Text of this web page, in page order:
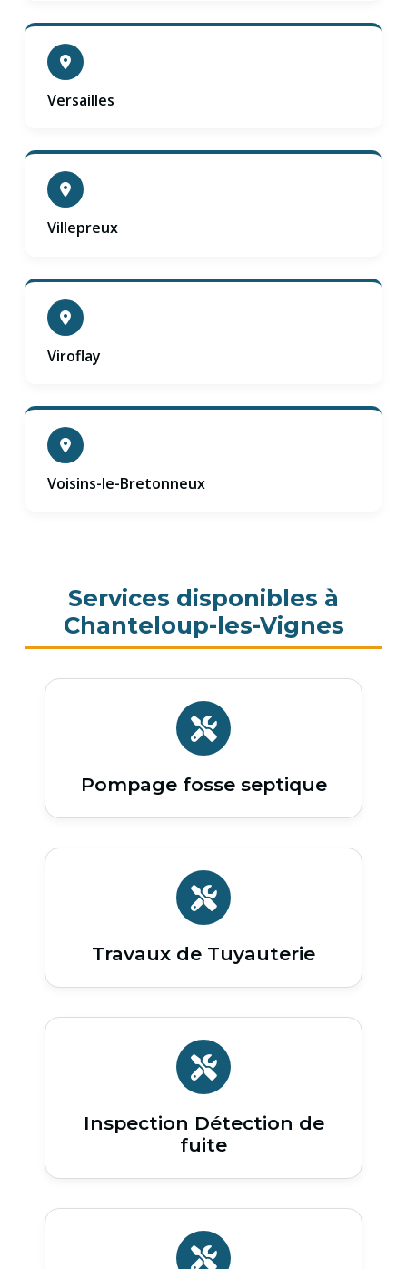
Versailles
Villepreux
Viroflay
Voisins-le-Bretonneux
Services disponibles à
Chanteloup-les-Vignes
Pompage fosse septique
Travaux de Tuyauterie
Inspection Détection de
fuite